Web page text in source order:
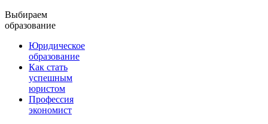
Выбираем
образование
Юридическое
образование
Как стать
успешным
юристом
Профессия
экономист